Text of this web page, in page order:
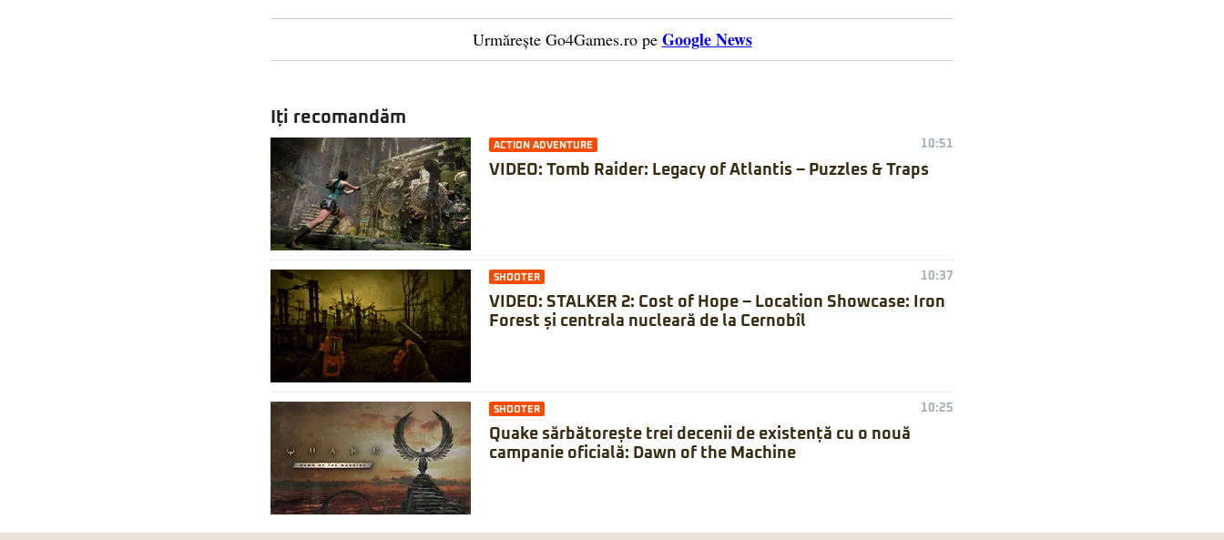
Urmărește Go4Games.ro pe Google News
Iți recomandăm
ACTION ADVENTURE 10:51
VIDEO: Tomb Raider: Legacy of Atlantis – Puzzles & Traps
SHOOTER 10:37
VIDEO: STALKER 2: Cost of Hope – Location Showcase: Iron
Forest și centrala nucleară de la Cernobîl
SHOOTER 10:25
Quake sărbătorește trei decenii de existență cu o nouă
campanie oficială: Dawn of the Machine